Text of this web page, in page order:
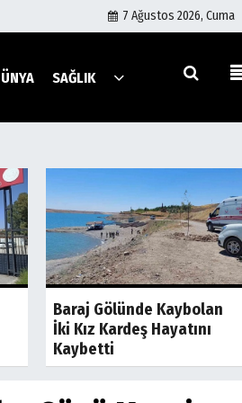
7 Ağustos 2026, Cuma
SAĞLIK
İletişim
Çerez Politikası
Gizlilik İlkeleri
Son Dakika
Baraj Gölünde Kaybolan
İki Kız Kardeş Hayatını
Kaybetti